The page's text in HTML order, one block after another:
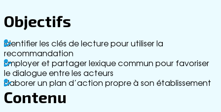
e
G
ss
ai
re
R
e
cr
u
Objectifs
Identifier les clés de lecture pour utiliser la
recommandation
Employer et partager lexique commun pour favoriser
le dialogue entre les acteurs
Elaborer un plan d’action propre à son établissement
Contenu